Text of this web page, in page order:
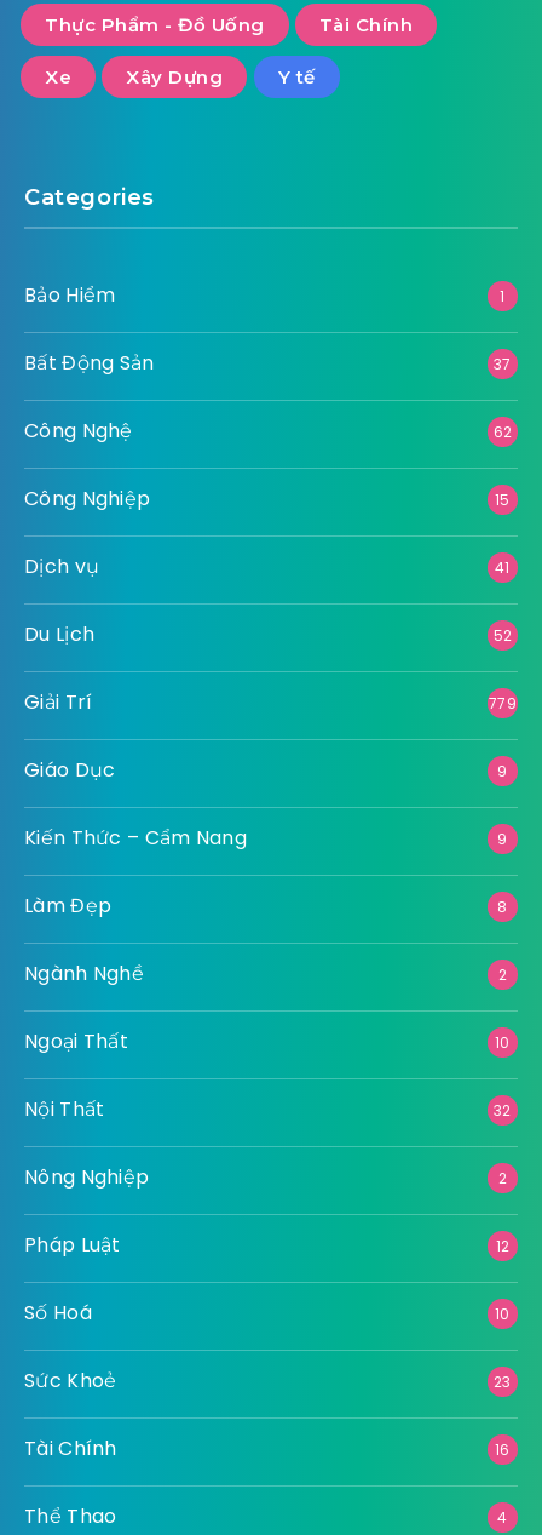
Thực Phẩm - Đồ Uống Tài Chính
Xe Xây Dựng Y tế
Categories
Bảo Hiểm 1
Bất Động Sản 37
Công Nghệ 62
Công Nghiệp 15
Dịch vụ 41
Du Lịch 52
Giải Trí 779
Giáo Dục 9
Kiến Thức – Cẩm Nang 9
Làm Đẹp 8
Ngành Nghề 2
Ngoại Thất 10
Nội Thất 32
Nông Nghiệp 2
Pháp Luật 12
Số Hoá 10
Sức Khoẻ 23
Tài Chính 16
Thể Thao 4